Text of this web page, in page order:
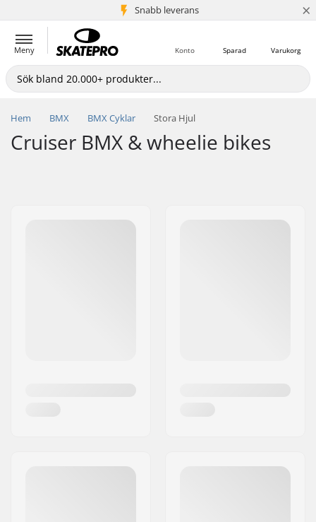
Snabb leverans
5+ milj. kunder ×
Meny Varukorg
Sparad
Konto
Hem BMX BMX Cyklar Stora Hjul
Cruiser BMX & wheelie bikes